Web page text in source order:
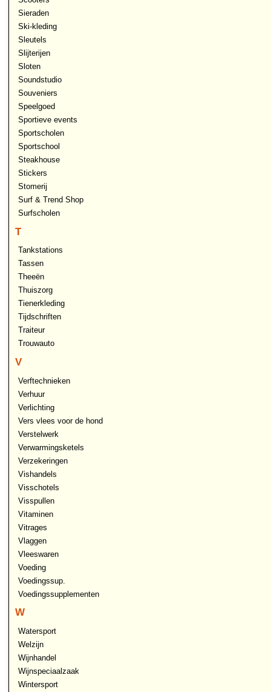
Sieraden
Ski-kleding
Sleutels
Slijterijen
Sloten
Soundstudio
Souveniers
Speelgoed
Sportieve events
Sportscholen
Sportschool
Steakhouse
Stickers
Stomerij
Surf & Trend Shop
Surfscholen
T
Tankstations
Tassen
Theeën
Thuiszorg
Tienerkleding
Tijdschriften
Traiteur
Trouwauto
V
Verftechnieken
Verhuur
Verlichting
Vers vlees voor de hond
Verstelwerk
Verwarmingsketels
Verzekeringen
Vishandels
Visschotels
Visspullen
Vitaminen
Vitrages
Vlaggen
Vleeswaren
Voeding
Voedingssup.
Voedingssupplementen
W
Watersport
Welzijn
Wijnhandel
Wijnspeciaalzaak
Wintersport